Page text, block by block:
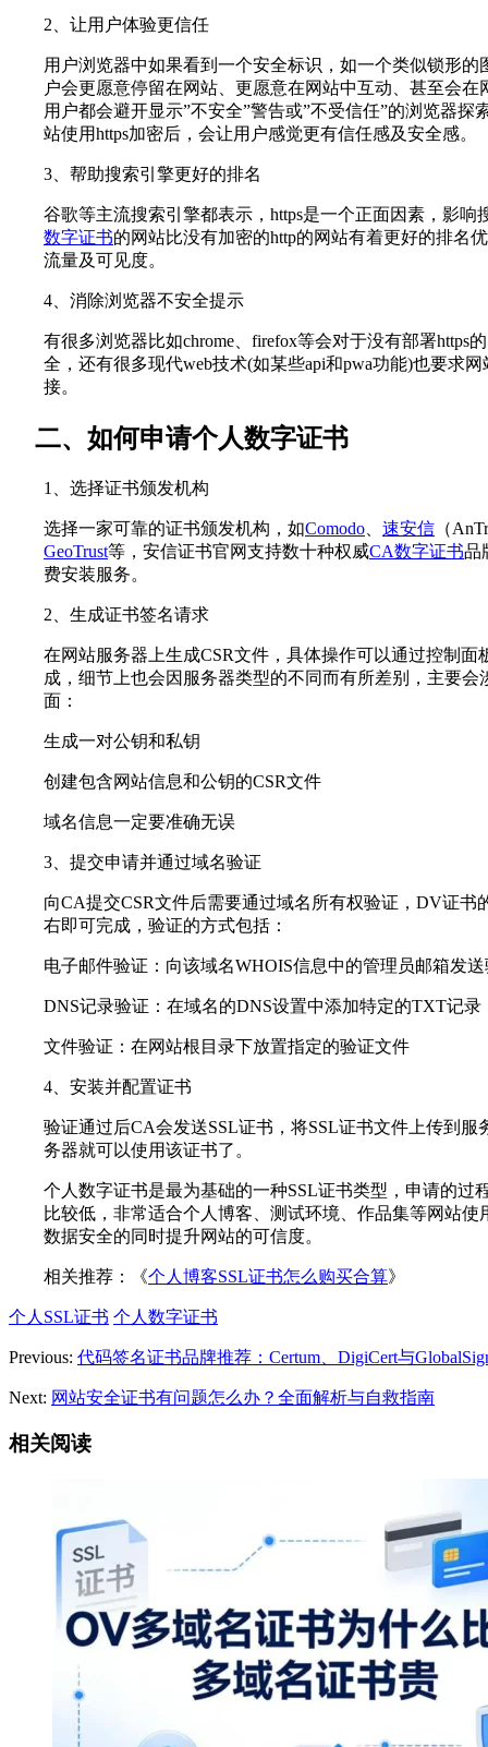
2、让用户体验更信任
用户浏览器中如果看到一个安全标识，如一个类似锁形的
户会更愿意停留在网站、更愿意在网站中互动、甚至会在
用户都会避开显示”不安全”警告或”不受信任”的浏览器探
站使用https加密后，会让用户感觉更有信任感及安全感。
3、帮助搜索引擎更好的排名
谷歌等主流搜索引擎都表示，https是一个正面因素，影响
数字证书的网站比没有加密的http的网站有着更好的排名
流量及可见度。
4、消除浏览器不安全提示
有很多浏览器比如chrome、firefox等会对于没有部署https
全，还有很多现代web技术(如某些api和pwa功能)也要求网
接。
二、如何申请个人数字证书
1、选择证书颁发机构
选择一家可靠的证书颁发机构，如Comodo 速安信 （
GeoTrust等，安信证书官网支持数十种权威CA数字证书品
费安装服务。
2、生成证书签名请求
在网站服务器上生成CSR文件，具体操作可以通过控制面
成，细节上也会因服务器类型的不同而有所差别，主要会
面：
生成一对公钥和私钥
创建包含网站信息和公钥的CSR文件
域名信息一定要准确无误
3、提交申请并通过域名验证
向CA提交CSR文件后需要通过域名所有权验证，DV证书
右即可完成，验证的方式包括：
电子邮件验证：向该域名WHOIS信息中的管理员邮箱发
DNS记录验证：在域名的DNS设置中添加特定的TXT记录
文件验证：在网站根目录下放置指定的验证文件
4、安装并配置证书
验证通过后CA会发送SSL证书，将SSL证书文件上传到服
务器就可以使用该证书了。
个人数字证书是最为基础的一种SSL证书类型，申请的过
比较低，非常适合个人博客、测试环境、作品集等网站使
数据安全的同时提升网站的可信度。
相关推荐：《个人博客SSL证书怎么购买合算》
个人SSL证书 个人数字证书
Previous: 代码签名证书品牌推荐：Certum、DigiCert与
Next: 网站安全证书有问题怎么办？全面解析与自救指南
相关阅读